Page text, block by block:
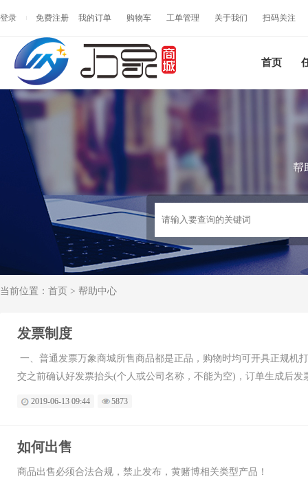
登录 免费注册 我的订单 购物车 工单管理 关于我们 扫码关注
首页
帮
当前位置： 首页 > 帮助中心
发票制度
一、普通发票万象商城所售商品都是正品，购物时均可开具正规机
交之前确认好发票抬头(个人或公司名称，不能为空)，订单生成后
2019-06-13 09:44 5873
如何出售
商品出售必须合法合规，禁止发布，黄赌博相关类型产品！